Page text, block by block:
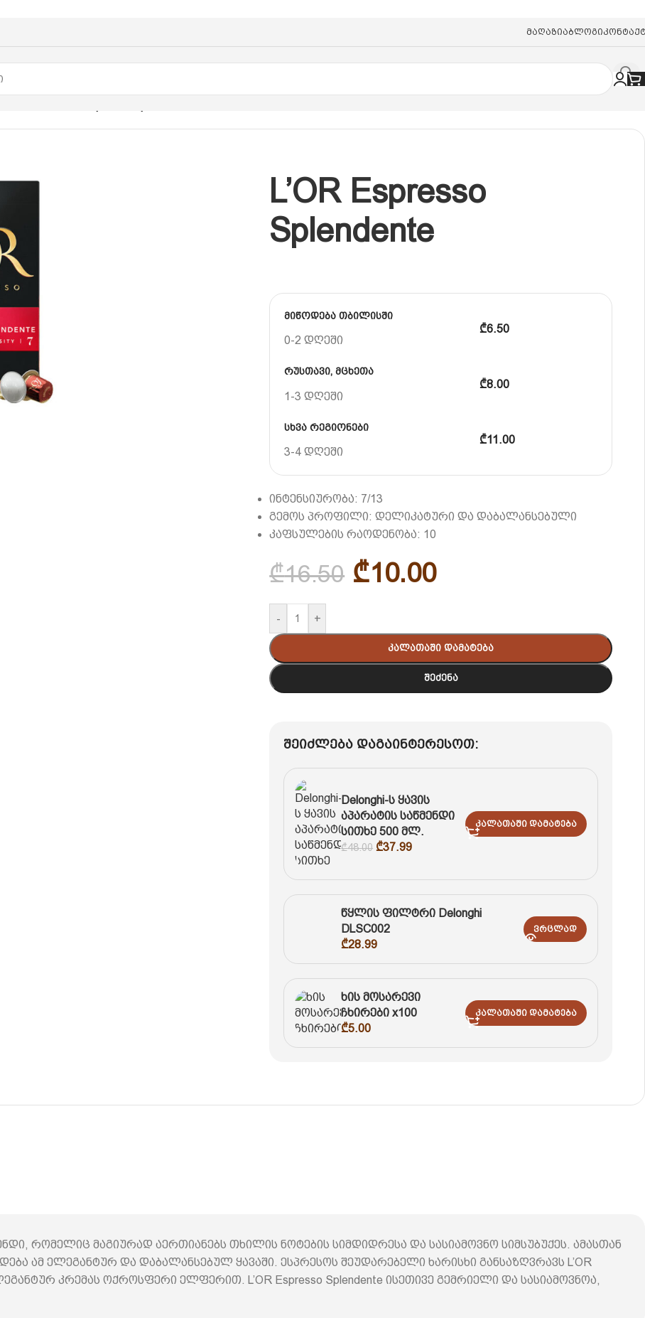
ᲛაღაზიაᲑლოგი
L’OR Espresso
Splendente
მიწოდება თბილისში
0-2 დღეში
₾6.50
რუსთავი, მცხეთა
1-3 დღეში
₾8.00
სხვა რეგიონები
3-4 დღეში
₾11.00
ინტენსიურობა: 7/13
გემოს პროფილი: დელიკატური და დაბალანსებული
კაფსულების რაოდენობა: 10
₾16.50 ₾10.00
- +
Კალათაში Დამატება
Შეძენა
შეიძლება დაგაინტერესოთ:
Delonghi-ს ყავის
აპარატის საწმენდი
სითხე 500 მლ.
₾48.00 ₾37.99
Კალათაში Დამატება
წყლის ფილტრი Delonghi
DLSC002
₾28.99
Ვრცლად
ხის მოსარევი
ჩხირები x100
₾5.00
Კალათაში Დამატება
რომელიც მაგიურად აერთიანებს თხილის ნოტების სიმდიდრესა და სასიამოვნო სიმსუბუქეს. ამასთან
ამ ელეგანტურ და დაბალანსებულ ყავაში. ესპრესოს შეუდარებელი ხარისხი განსაზღვრავს L’OR
კრემას ოქროსფერი ელფერით. L’OR Espresso Splendente ისეთივე გემრიელი და სასიამოვნოა,